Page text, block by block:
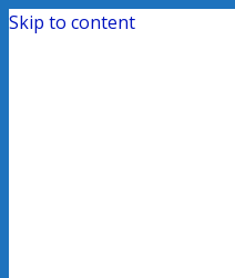
Skip to content